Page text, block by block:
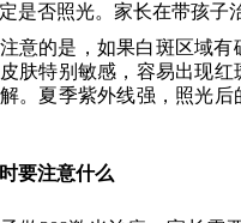
是否照光。家长在带孩子
意的是，如果白斑区域有
肤特别敏感，容易出现
。夏季紫外线强，照光
要注意什么